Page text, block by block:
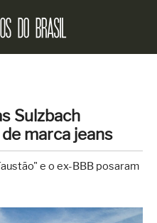
Sulzbach
marca jeans
e o ex-BBB posaram